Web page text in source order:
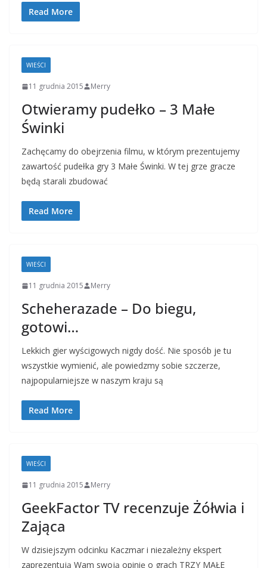
Read More
WIEŚCI
11 grudnia 2015 Merry
Otwieramy pudełko – 3 Małe
Świnki
Zachęcamy do obejrzenia filmu, w którym prezentujemy
zawartość pudełka gry 3 Małe Świnki. W tej grze gracze
będą starali zbudować
Read More
WIEŚCI
11 grudnia 2015 Merry
Scheherazade – Do biegu,
gotowi…
Lekkich gier wyścigowych nigdy dość. Nie sposób je tu
wszystkie wymienić, ale powiedzmy sobie szczerze,
najpopularniejsze w naszym kraju są
Read More
WIEŚCI
11 grudnia 2015 Merry
GeekFactor TV recenzuje Żółwia i
Zająca
W dzisiejszym odcinku Kaczmar i niezależny ekspert
zaprezentują Wam swoją opinię o grach TRZY MAŁE